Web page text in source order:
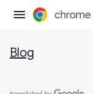
Blog